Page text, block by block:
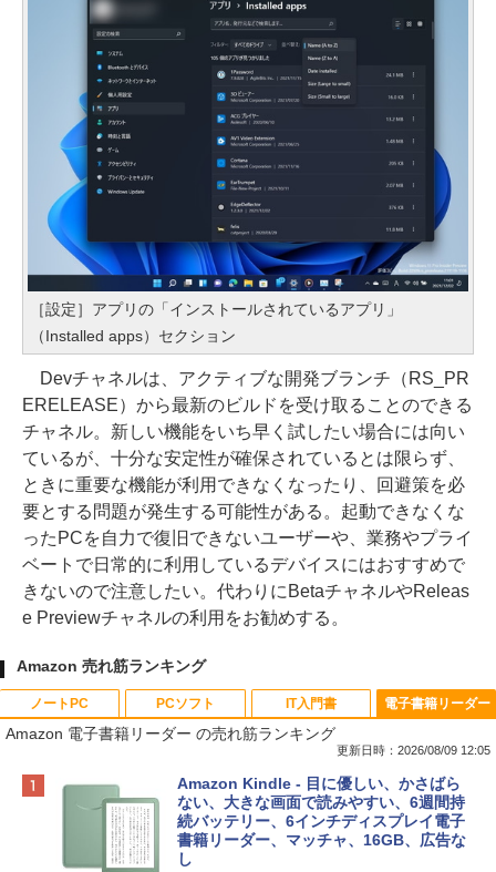
［設定］アプリの「インストールされているアプリ」
（Installed apps）セクション
Devチャネルは、アクティブな開発ブランチ（RS_PR
ERELEASE）から最新のビルドを受け取ることのできる
チャネル。新しい機能をいち早く試したい場合には向い
ているが、十分な安定性が確保されているとは限らず、
ときに重要な機能が利用できなくなったり、回避策を必
要とする問題が発生する可能性がある。起動できなくな
ったPCを自力で復旧できないユーザーや、業務やプライ
ベートで日常的に利用しているデバイスにはおすすめで
きないので注意したい。代わりにBetaチャネルやReleas
e Previewチャネルの利用をお勧めする。
Amazon 売れ筋ランキング
ノートPC
Apple 2026 MacBook Neo A18 Proチッ
プ搭載13インチノートブック：AIとAppl
e Intelligenceのために設計、Liquid Ret
inaディスプレイ、8GBユニファイドメモ
リ、256GB SSDストレージ、1080p Fac
PCソフト
Robloxギフトカード - 800 Robux 【限
定バーチャルアイテムを含む】 【オンラ
インゲームコード】 ロブロックス | オン
ラインコード版
IT入門書
生成AIパスポート公式テキスト 第４版
￥1,766
電子書籍リーダー
Amazon 電子書籍リーダー の売れ筋ランキング
更新日時：2026/08/09 12:05
Amazon Kindle - 目に優しい、かさばら
ない、大きな画面で読みやすい、6週間持
続バッテリー、6インチディスプレイ電子
書籍リーダー、マッチャ、16GB、広告な
し